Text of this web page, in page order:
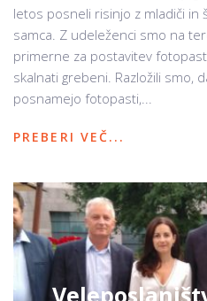
letos posneli risinjo z mladiči in
samca. Z udeleženci smo na
primerne za postavitev
skalnati grebeni. Razložili smo,
posnamejo fotopasti,...
PREBERI VEČ...